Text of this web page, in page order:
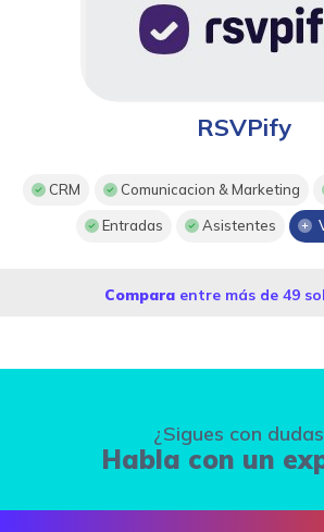
RSVPify
CRM Comunicacion & Marketing
Entradas Asistentes
Compara entre más de 49
¿Sigues con
Habla con un